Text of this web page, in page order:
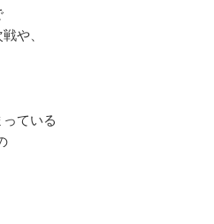
や、
ている